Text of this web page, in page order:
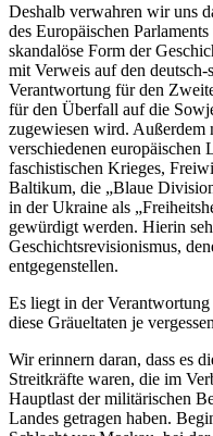
Deshalb verwahren wir uns
des Europäischen
skandalöse Form der
mit Verweis auf den
Verantwortung für den
für den Überfall auf die
zugewiesen wird. Außerdem
verschiedenen europäischen
faschistischen Krieges,
Baltikum, die „Blaue
in der Ukraine als
gewürdigt werden. Hierin
Geschichtsrevisionismus,
entgegenstellen.
Es liegt in der
diese Gräueltaten je
Wir erinnern daran, dass es
Streitkräfte waren, die im
Hauptlast der militärischen
Landes getragen haben.